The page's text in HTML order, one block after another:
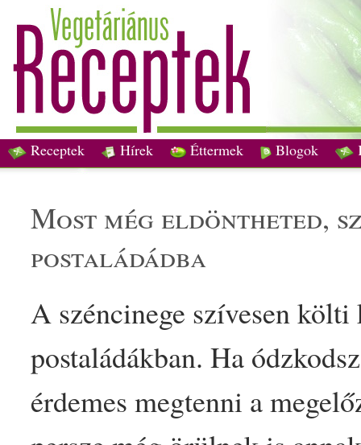
Receptek Hírek Éttermek Blogok
most még eldöntheted, szeretnél-e széncinegét a
postaládádba
A széncinege szívesen
postaládákban. Ha
érdemes megtenni a